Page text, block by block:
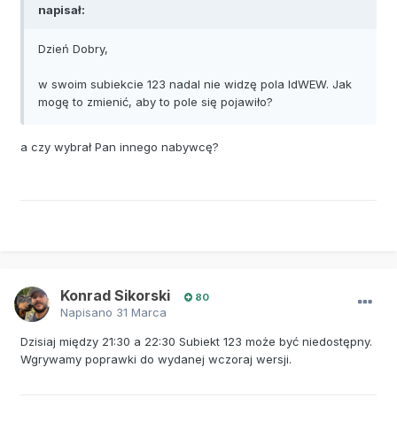
napisał:
Dzień Dobry,
w swoim subiekcie 123 nadal nie widzę pola IdWEW. Jak
mogę to zmienić, aby to pole się pojawiło?
a czy wybrał Pan innego nabywcę?
Konrad Sikorski 80
Napisano 31 Marca
Dzisiaj między 21:30 a 22:30 Subiekt 123 może być niedostępny.
Wgrywamy poprawki do wydanej wczoraj wersji.